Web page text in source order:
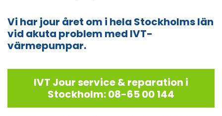
Vi har jour året om i hela Stockholms län
vid akuta problem med IVT-
värmepumpar.
IVT Jour service & reparation i
Stockholm: 08-65 00 144